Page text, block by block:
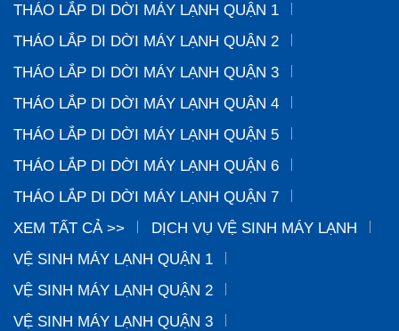
THÁO LẮP DI DỜI MÁY LẠNH QUẬN 1
THÁO LẮP DI DỜI MÁY LẠNH QUẬN 2
THÁO LẮP DI DỜI MÁY LẠNH QUẬN 3
THÁO LẮP DI DỜI MÁY LẠNH QUẬN 4
THÁO LẮP DI DỜI MÁY LẠNH QUẬN 5
THÁO LẮP DI DỜI MÁY LẠNH QUẬN 6
THÁO LẮP DI DỜI MÁY LẠNH QUẬN 7
XEM TẤT CẢ >>
DỊCH VỤ VỆ SINH MÁY LẠNH
VỆ SINH MÁY LẠNH QUẬN 1
VỆ SINH MÁY LẠNH QUẬN 2
VỆ SINH MÁY LẠNH QUẬN 3